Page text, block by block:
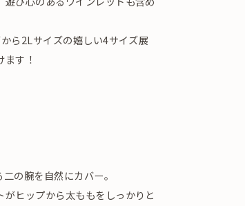
ら2Lサイズの嬉しい4サイズ展
す！
の腕を自然にカバー。
ヒップから太ももをしっかりと